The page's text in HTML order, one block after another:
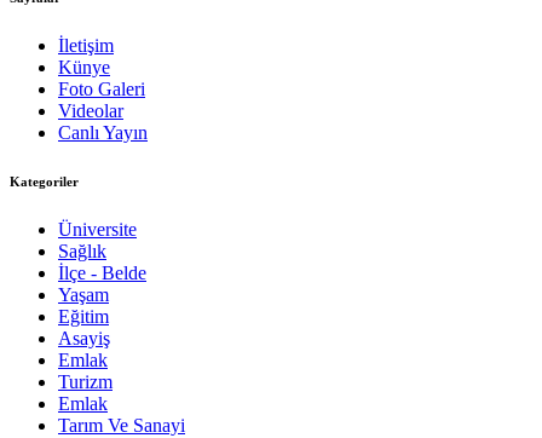
İletişim
Künye
Foto Galeri
Videolar
Canlı Yayın
Kategoriler
Üniversite
Sağlık
İlçe - Belde
Yaşam
Eğitim
Asayiş
Emlak
Turizm
Emlak
Tarım Ve Sanayi